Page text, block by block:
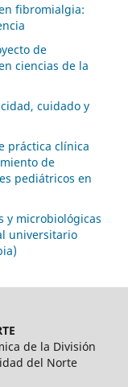
fibromialgia:
de
ciencias de la
cuidado y
práctica clínica
de
pediátricos en
y microbiológicas
universitario
de la División
del Norte